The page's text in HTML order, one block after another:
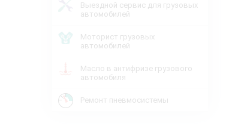
Выездной сервис для грузовых
автомобилей
Моторист грузовых
автомобилей
Масло в антифризе грузового
автомобиля
Ремонт пневмосистемы